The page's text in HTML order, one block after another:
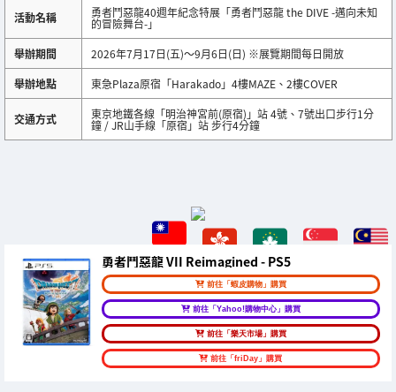
活動名稱 勇者鬥惡龍40週年紀念特展「勇者鬥惡龍 the DIVE -邁向未知
的冒險舞台-」
舉辦期間
2026年7月17日(五)～9月6日(日) ※展覽期間每日開放
舉辦地點
東急Plaza原宿「Harakado」4樓MAZE、2樓COVER
交通方式 東京地鐵各線「明治神宮前(原宿)」站 4號、7號出口步行1分
鐘 / JR山手線「原宿」站 步行4分鐘
勇者鬥惡龍 VII Reimagined - PS5
前往「蝦皮購物」購買
前往「Yahoo!購物中心」購買
前往「樂天市場」購買
前往「friDay」購買